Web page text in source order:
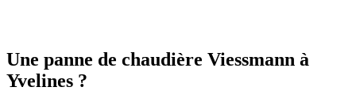
Une panne de chaudière Viessmann à
Yvelines ?